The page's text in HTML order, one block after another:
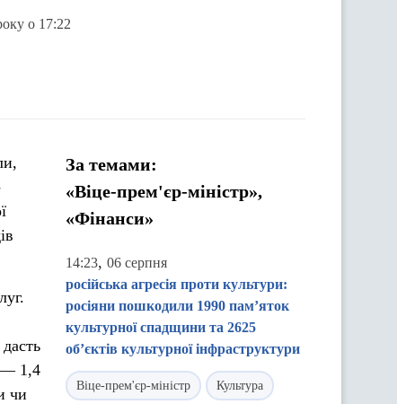
о 17:22
— 1,4
чи
За темами:
«Віце-прем'єр-міністр»,
«Фінанси»
14:23, 06 серпня
російська агресія проти культури:
росіяни пошкодили 1990 пам’яток
культурної спадщини та 2625
об’єктів культурної інфраструктури
Віце-прем'єр-міністр Культура